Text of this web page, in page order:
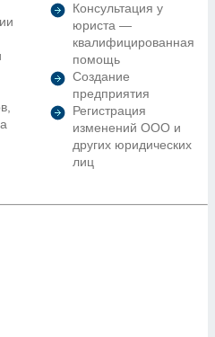
Консультация у
юриста —
квалифицированная
помощь
Создание
предприятия
Регистрация
изменений ООО и
других юридических
лиц